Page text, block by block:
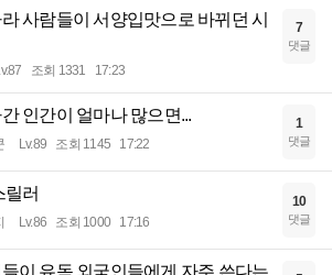
사람들이 서양입맛으로 바뀌던 시
조회 1331 17:23
7
댓글
인간이 얼마나 많으면...
Lv.89 조회 1145 17:22
1
댓글
릴러
Lv.86 조회 1000 17:16
10
댓글
이 유독 외국인들에게 자주 쓴다는